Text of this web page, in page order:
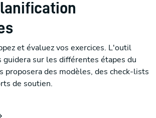
et évaluez vos exercices. L'outil
guidera sur les différentes étapes du
proposera des modèles, des check-lists
de soutien.